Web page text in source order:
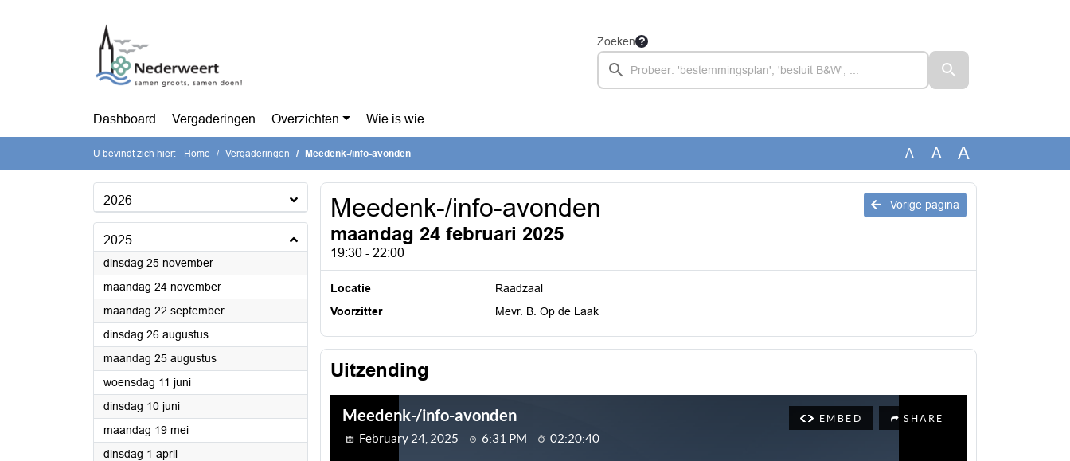
Zoeken
Dashboard Vergaderingen Overzichten Wie is wie
U bevindt zich hier: Home Vergaderingen Meedenk-/info-avonden A A A
2026
2025
dinsdag 25 november2025
maandag 24 november2025
maandag 22 september2025
dinsdag 26 augustus2025
maandag 25 augustus2025
woensdag 11 juni2025
dinsdag 10 juni2025
maandag 19 mei2025
dinsdag 1 april2025
Vorige pagina
Meedenk-/info-avonden
maandag 24 februari 2025
19:30 - 22:00
Locatie
Raadzaal
Voorzitter
Mevr. B. Op de Laak
Uitzending